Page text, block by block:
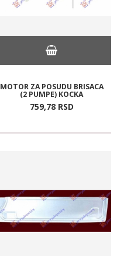
MOTOR ZA POSUDU BRISACA
(2 PUMPE) KOCKA
759,78 RSD